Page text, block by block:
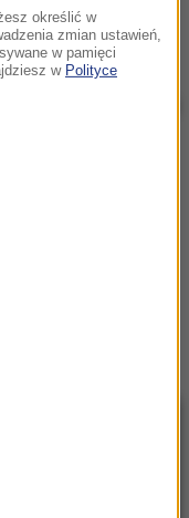
określić w
zmian ustawień,
w pamięci
w Polityce